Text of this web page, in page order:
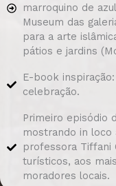
marroquino de
Museum das
para a arte
pátios e jardins
E-book
celebração.
Primeiro episódio
mostrando in loco
professora Tiffani
turísticos, aos
moradores locais.